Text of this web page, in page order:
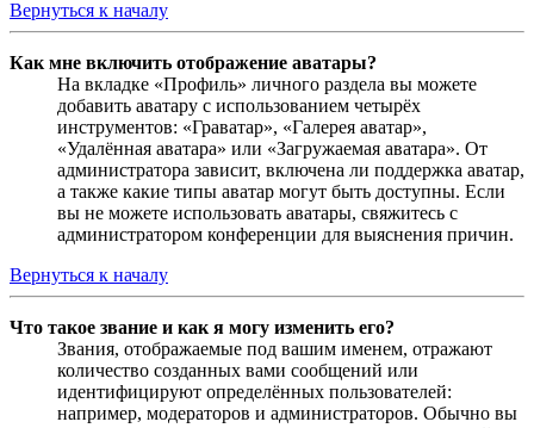
Вернуться к началу
Как мне включить отображение аватары?
На вкладке «Профиль» личного раздела вы можете
добавить аватару с использованием четырёх
инструментов: «Граватар», «Галерея аватар»,
«Удалённая аватара» или «Загружаемая аватара». От
администратора зависит, включена ли поддержка аватар,
а также какие типы аватар могут быть доступны. Если
вы не можете использовать аватары, свяжитесь с
администратором конференции для выяснения причин.
Вернуться к началу
Что такое звание и как я могу изменить его?
Звания, отображаемые под вашим именем, отражают
количество созданных вами сообщений или
идентифицируют определённых пользователей:
например, модераторов и администраторов. Обычно вы